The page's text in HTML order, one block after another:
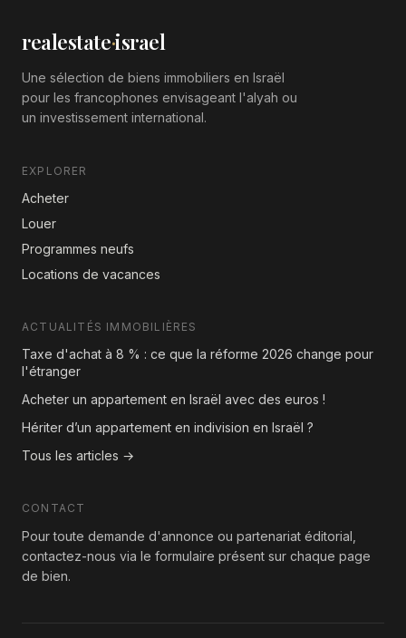
realestate·israel
Une sélection de biens immobiliers en Israël
pour les francophones envisageant l'alyah ou
un investissement international.
EXPLORER
Acheter
Louer
Programmes neufs
Locations de vacances
ACTUALITÉS IMMOBILIÈRES
Taxe d'achat à 8 % : ce que la réforme 2026 change pour
l'étranger
Acheter un appartement en Israël avec des euros !
Hériter d’un appartement en indivision en Israël ?
Tous les articles →
CONTACT
Pour toute demande d'annonce ou partenariat éditorial,
contactez-nous via le formulaire présent sur chaque page
de bien.